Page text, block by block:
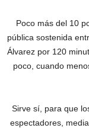
Poco más del 10
pública sostenida
Álvarez por 120
poco, cuando
Sirve sí, para que
espectadores,